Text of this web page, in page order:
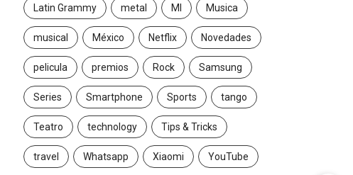
Latin Grammy metal MI Musica
musical México Netflix Novedades
pelicula premios Rock Samsung
Series Smartphone Sports tango
Teatro technology Tips & Tricks
travel Whatsapp Xiaomi YouTube